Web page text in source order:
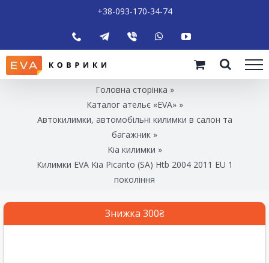
+38-093-170-34-74
Головна сторінка »
Каталог ательє «EVA»»
Автокилимки, автомобільні килимки в салон та
багажник »
Kia килимки »
Килимки EVA Kia Picanto (SA) Htb 2004 2011 EU 1
покоління
Знижка 300₴